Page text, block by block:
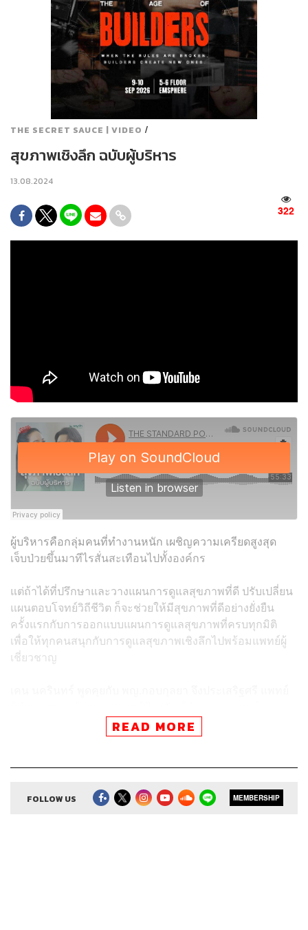
THE SECRET SAUCE | VIDEO /
สุขภาพเชิงลึก ฉบับผู้บริหาร
13.08.2024
322
ผู้บริหารคือกลุ่มคนที่ทำงานหนัก เผชิญความเครียดสูงสุด
เจ็บป่วยขึ้นมาทีไรสั่นสะเทือนไปทั้งองค์กร
แต่ถ้าได้ที่ปรึกษาและวางแผนการดูแลสุขภาพที่ดี ปรับเปลี่ยน
แผนตอบโจทย์วิถีชีวิต ก็จะช่วยให้มีสุขภาพที่ดีอย่างยั่งยืน
ครั้งแรกกับการออกแบบแผนการดูแลสุขภาพที่ครบทุกมิติ
เพื่อให้ทุกคนสนุกกับการดูแลสุขภาพเชิงลึกไปพร้อมแพทย์ผู้
เชี่ยวชาญ
พรีเมียร์ไลฟ์ โรงพยาบาลพญาไท 2 ถึงอินไซต์สุขภาพของผู้
บริหาร ที่เปรียบเหมือนรถเครื่องแรงติดสปีด โหมงานหนัก
พวกเขามีสุขภาพที่ดีเพื่อพาองค์กรพิชิตความสำเร็จ โดยยังมี
ร่างกายและจิตใจที่แข็งแรงสมบูรณ์ ติดตามเนื้อหาทั้งหมดได้
ใน The Secret Sauce เอพิโสดนี้
READ MORE
FOLLOW US MEMBERSHIP